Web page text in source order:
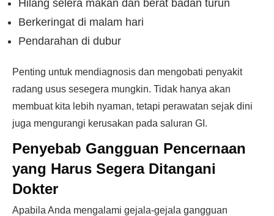
Hilang selera makan dan berat badan turun
Berkeringat di malam hari
Pendarahan di dubur
Penting untuk mendiagnosis dan mengobati penyakit
radang usus sesegera mungkin. Tidak hanya akan
membuat kita lebih nyaman, tetapi perawatan sejak dini
juga mengurangi kerusakan pada saluran GI.
Penyebab Gangguan Pencernaan
yang Harus Segera Ditangani
Dokter
Apabila Anda mengalami gejala-gejala gangguan